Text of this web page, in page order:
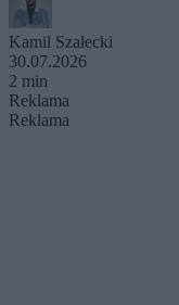
Kamil Szałecki
30.07.2026
2 min
Reklama
Reklama